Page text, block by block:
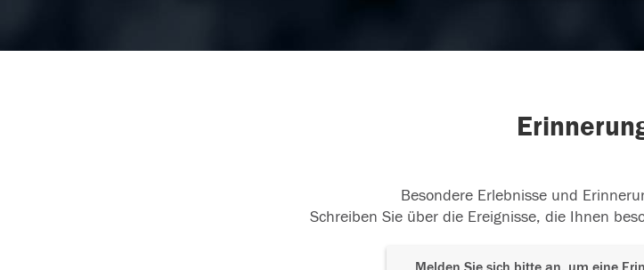
Besondere Erlebnisse und
Schreiben Sie über die Ereignisse, die Ihnen